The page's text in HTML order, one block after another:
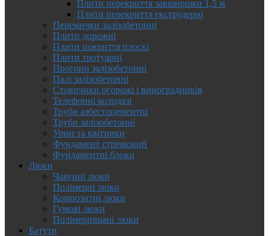
Плити перекриття завширшки 1,5 м
Плити перекриття екструдерні
Перемички залізобетонні
Плити дорожні
Плити покриття плоскі
Плити тротуарні
Прогони залізобетонні
Палі залізобетонні
Стовпчики огорожі і виноградників
Телефонні колодязі
Труби азбестоцементні
Труби залізобетонні
Урни та квітники
Фундамент стрічковий
Фундаментні блоки
Люки
Чавунні люки
Полімерні люки
Композитні люки
Гумові люки
Полімерпіщані люки
Батути